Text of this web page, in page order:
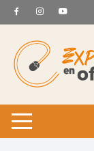
Saltar
al
contenido